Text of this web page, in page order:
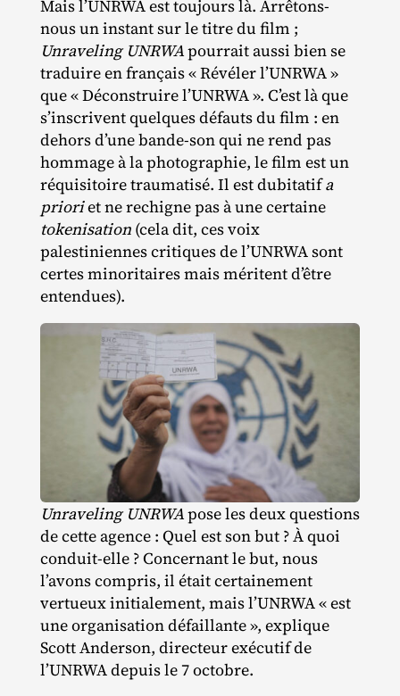
Mais l’UNRWA est toujours là. Arrêtons‐​
nous un instant sur le titre du film ;
Unraveling UNRWApourrait aussi bien se
traduire en français « Révéler l’UNRWA »
que « Déconstruire l’UNRWA ». C’est là que
s’inscrivent quelques défauts du film : en
dehors d’une bande‐​son qui ne rend pas
hommage à la photographie, le film est un
réquisitoire traumatisé. Il est dubitatifa
prioriet ne rechigne pas à une certaine
tokenisation(cela dit, ces voix
palestiniennes critiques de l’UNRWA sont
certes minoritaires mais méritent d’être
entendues).
Unraveling UNRWApose les deux questions
de cette agence : Quel est son but ? À quoi
conduit‐​elle ? Concernant le but, nous
l’avons compris, il était certainement
vertueux initialement, mais l’UNRWA « est
une organisation défaillante », explique
Scott Anderson, directeur exécutif de
l’UNRWA depuis le 7 octobre.